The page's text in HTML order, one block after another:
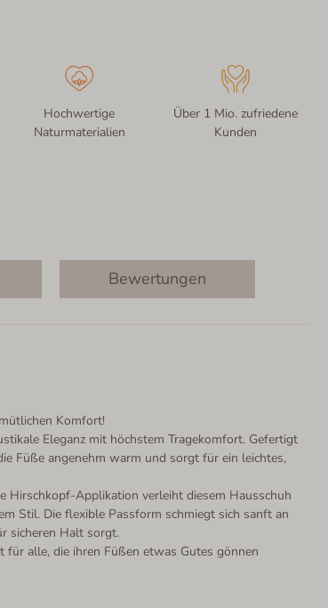
Hochwertige
Naturmaterialien
Über 1 Mio. zufriedene
Kunden
Bewertungen
Komfort!
Eleganz mit höchstem Tragekomfort. Gefertigt
Füße angenehm warm und sorgt für ein leichtes,
Hirschkopf-Applikation verleiht diesem Hausschuh
Stil. Die flexible Passform schmiegt sich sanft an
sicheren Halt sorgt.
alle, die ihren Füßen etwas Gutes gönnen